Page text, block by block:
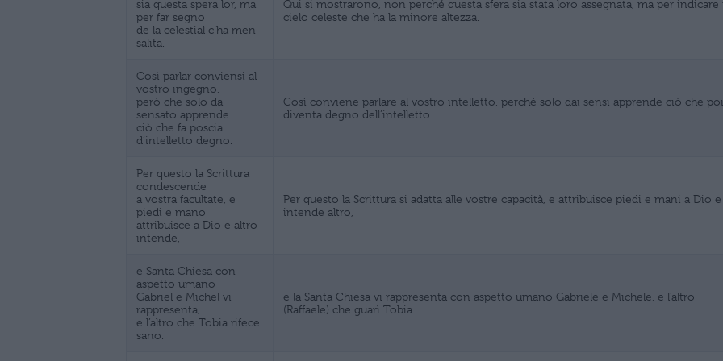
sia questa spera lor, ma
per far segno
de la celestial c’ha men
salita.
Qui si mostrarono, non perché questa sfera sia stata loro assegnata, ma per indicare
cielo celeste che ha la minore altezza.
Così parlar conviensi al
vostro ingegno,
però che solo da
sensato apprende
ciò che fa poscia
d’intelletto degno.
Così conviene parlare al vostro intelletto, perché solo dai sensi apprende ciò che poi
diventa degno dell’intelletto.
Per questo la Scrittura
condescende
a vostra facultate, e
piedi e mano
attribuisce a Dio e altro
intende,
Per questo la Scrittura si adatta alle vostre capacità, e attribuisce piedi e mani a Dio e
intende altro,
e Santa Chiesa con
aspetto umano
Gabriel e Michel vi
rappresenta,
e l’altro che Tobia rifece
sano.
e la Santa Chiesa vi rappresenta con aspetto umano Gabriele e Michele, e l’altro
(Raffaele) che guarì Tobia.